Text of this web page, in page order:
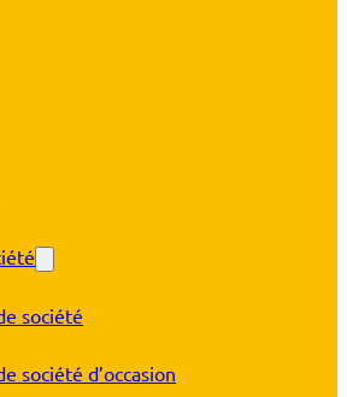
société
société d’occasion